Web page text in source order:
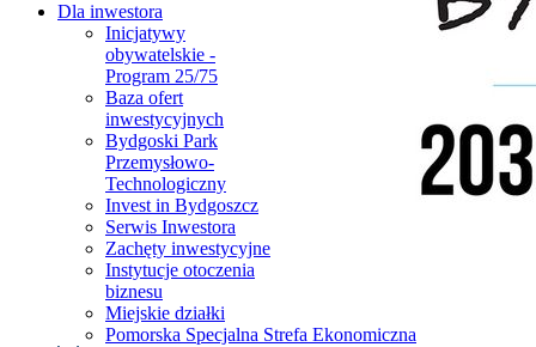
Dla inwestora
Inicjatywy
obywatelskie -
Program 25/75
Baza ofert
inwestycyjnych
Bydgoski Park
Przemysłowo-
Technologiczny
Invest in Bydgoszcz
Serwis Inwestora
Zachęty inwestycyjne
Instytucje otoczenia
biznesu
Miejskie działki
Pomorska Specjalna Strefa Ekonomiczna